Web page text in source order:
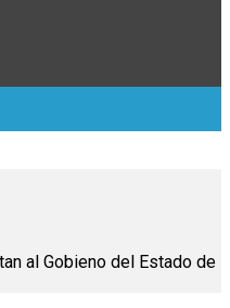
al Gobieno del Estado de